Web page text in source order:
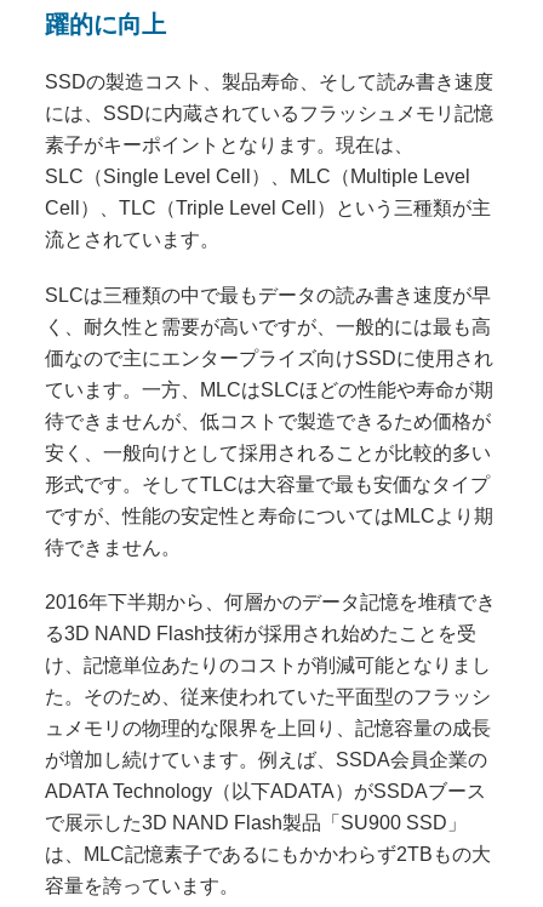
躍的に向上
SSDの製造コスト、製品寿命、そして読み書き速度
には、SSDに内蔵されているフラッシュメモリ記憶
素子がキーポイントとなります。現在は、
SLC（Single Level Cell）、MLC（Multiple Level
Cell）、TLC（Triple Level Cell）という三種類が主
流とされています。
SLCは三種類の中で最もデータの読み書き速度が早
く、耐久性と需要が高いですが、一般的には最も高
価なので主にエンタープライズ向けSSDに使用され
ています。一方、MLCはSLCほどの性能や寿命が期
待できませんが、低コストで製造できるため価格が
安く、一般向けとして採用されることが比較的多い
形式です。そしてTLCは大容量で最も安価なタイプ
ですが、性能の安定性と寿命についてはMLCより期
待できません。
2016年下半期から、何層かのデータ記憶を堆積でき
る3D NAND Flash技術が採用され始めたことを受
け、記憶単位あたりのコストが削減可能となりまし
た。そのため、従来使われていた平面型のフラッシ
ュメモリの物理的な限界を上回り、記憶容量の成長
が増加し続けています。例えば、SSDA会員企業の
ADATA Technology（以下ADATA）がSSDAブース
で展示した3D NAND Flash製品「SU900 SSD」
は、MLC記憶素子であるにもかかわらず2TBもの大
容量を誇っています。